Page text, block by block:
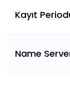
Kayıt
Name